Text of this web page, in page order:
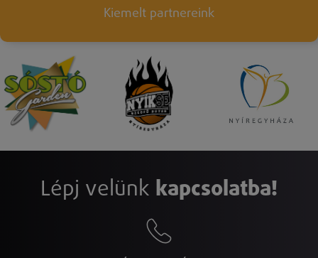
Kiemelt partnereink
Lépj velünk kapcsolatba!